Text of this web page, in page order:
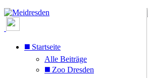
◼️ Startseite
Alle Beiträge
◼️ Zoo Dresden